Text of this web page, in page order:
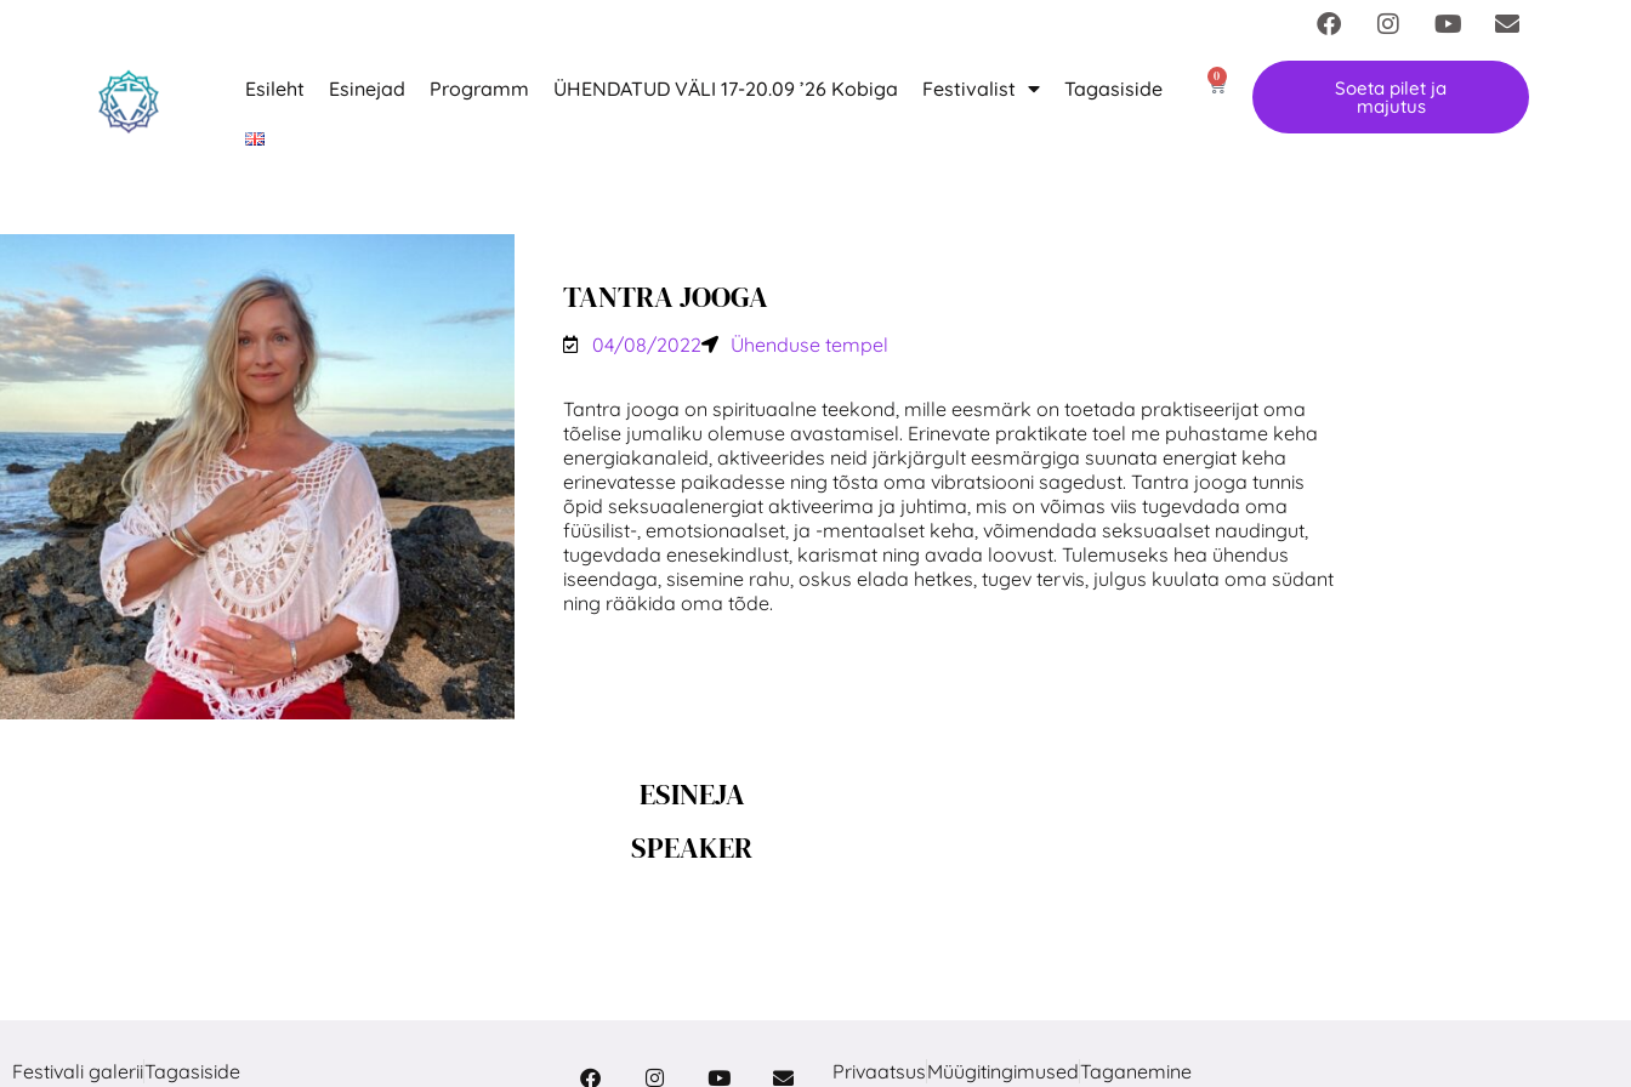
Esileht Esinejad Programm ÜHENDATUD VÄLI 17-20.09 ’26 Kobiga Festivalist Tagasiside
0
Soeta pilet ja
majutus
TANTRA JOOGA
04/08/2022 Ühenduse tempel
Tantra jooga on spirituaalne teekond, mille eesmärk on toetada praktiseerijat oma
tõelise jumaliku olemuse avastamisel. Erinevate praktikate toel me puhastame keha
energiakanaleid, aktiveerides neid järkjärgult eesmärgiga suunata energiat keha
erinevatesse paikadesse ning tõsta oma vibratsiooni sagedust. Tantra jooga tunnis
õpid seksuaalenergiat aktiveerima ja juhtima, mis on võimas viis tugevdada oma
füüsilist-, emotsionaalset, ja -mentaalset keha, võimendada seksuaalset naudingut,
tugevdada enesekindlust, karismat ning avada loovust. Tulemuseks hea ühendus
iseendaga, sisemine rahu, oskus elada hetkes, tugev tervis, julgus kuulata oma südant
ning rääkida oma tõde.
ESINEJA
SPEAKER
Festivali galeriiTagasiside PrivaatsusMüügitingimusedTaganemine